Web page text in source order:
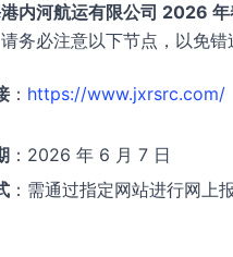
内河航运有限公司 2026
务必注意以下节点，以免错
： https://www.jxrsrc.com/
：2026 年 6 月 7 日
：需通过指定网站进行网上